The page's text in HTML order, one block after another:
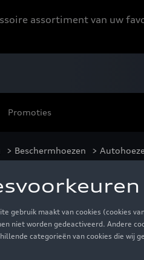
assortiment van uw
Promoties
> Beschermhoezen >
ringen